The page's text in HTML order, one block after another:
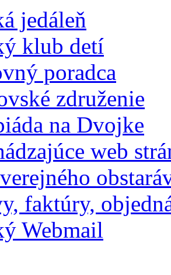
jedáleň
klub detí
poradca
združenie
na Dvojke
web
faktúry,
Webmail